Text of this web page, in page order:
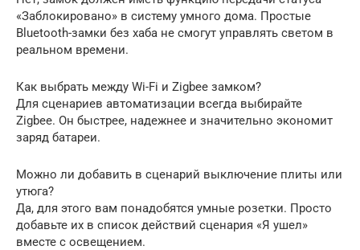
«Заблокировано» в систему умного дома. Простые
Bluetooth-замки без хаба не смогут управлять светом в
реальном времени.
Как выбрать между Wi-Fi и Zigbee замком?
Для сценариев автоматизации всегда выбирайте
Zigbee. Он быстрее, надежнее и значительно экономит
заряд батареи.
Можно ли добавить в сценарий выключение плиты или
утюга?
Да, для этого вам понадобятся умные розетки. Просто
добавьте их в список действий сценария «Я ушел»
вместе с освещением.